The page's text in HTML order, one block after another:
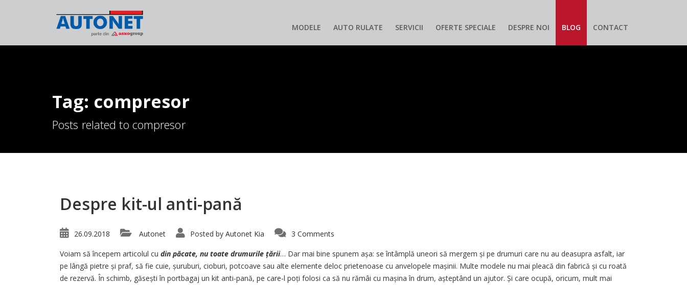
MODELE AUTO RULATE SERVICII OFERTE SPECIALE DESPRE NOI BLOG CONTACT
Tag: compresor
Posts related to compresor
Despre kit-ul anti-pană
26.09.2018 Autonet Posted by Autonet Kia 3 Comments
Voiam să începem articolul cu din păcate, nu toate drumurile țării… Dar mai bine spunem așa: se întâmplă uneori să mergem și pe drumuri care nu au deasupra asfalt, iar
pe lângă pietre și praf, să fie cuie, șuruburi, cioburi, potcoave sau alte elemente deloc prietenoase cu anvelopele mașinii. Multe modele nu mai pleacă din fabrică și cu roată
de rezervă. În schimb, găsești în portbagaj un kit anti-pană, pe care-l poți folosi ca să nu rămâi cu mașina în drum, așteptând un ajutor. Și care ocupă, oricum, mult mai